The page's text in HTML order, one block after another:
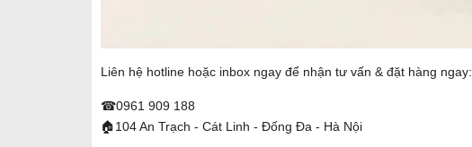
Liên hệ hotline hoặc inbox ngay để nhận tư vấn & đặt hàng ngay:
☎0961 909 188
🏠104 An Trạch - Cát Linh - Đống Đa - Hà Nội